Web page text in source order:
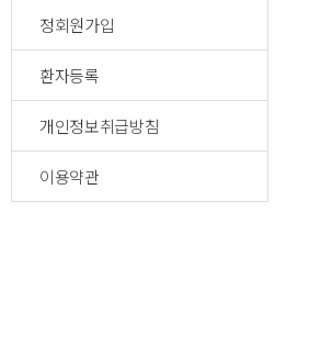
정회원가입
환자등록
개인정보취급방침
이용약관